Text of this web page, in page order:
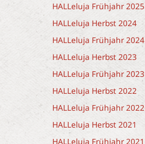
HALLeluja Frühjahr 2025
HALLeluja Herbst 2024
HALLeluja Frühjahr 2024
HALLeluja Herbst 2023
HALLeluja Frühjahr 2023
HALLeluja Herbst 2022
HALLeluja Frühjahr 2022
HALLeluja Herbst 2021
HALLeluja Frühjahr 2021